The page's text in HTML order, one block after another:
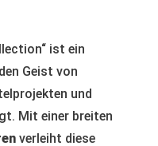
ist ein
Geist von
und
Mit einer breiten
verleiht diese